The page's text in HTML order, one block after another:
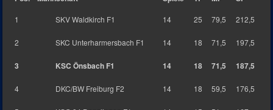
1 SKV Waldkirch F1 14 25 79,5 212,5
2 SKC Unterharmersbach F1 14 18 71,5 197,5
3 KSC Önsbach F1 14 18 71,5 187,5
4 DKC/BW Freiburg F2 14 18 59,5 176,5